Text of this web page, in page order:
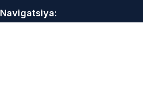
Navigatsiya: